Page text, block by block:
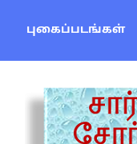
புகைப்படங்கள்